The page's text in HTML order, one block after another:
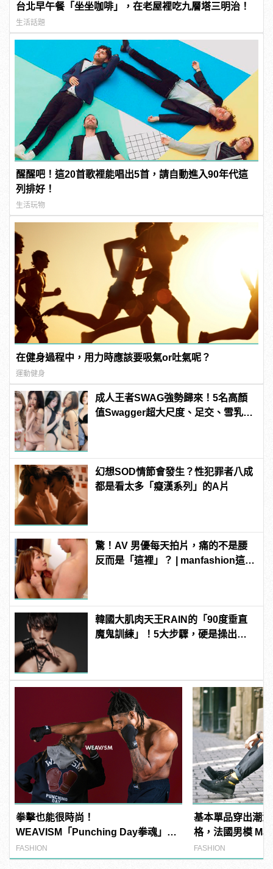
台北早午餐「坐坐咖啡」，在老屋裡吃九層塔三明治！
生活話題
醒醒吧！這20首歌裡能唱出5首，請自動進入90年代這
列排好！
生活玩物
在健身過程中，用力時應該要吸氣or吐氣呢？
運動健身
成人王者SWAG強勢歸來！5名高顏
值Swagger超大尺度、足交、雪乳、
幻想SOD情節會發生？性犯罪者八成
都是看太多「癡漢系列」的A片
驚！AV 男優每天拍片，痛的不是腰
反而是「這裡」？ | manfashion這樣
韓國大肌肉天王RAIN的「90度垂直
魔鬼訓練」！5大步驟，硬是操出你
拳擊也能很時尚！
WEAVISM「Punching Day拳魂」系
列掌握潮流主導拳
FASHION
基本單品穿出潮
格，法國男模
百變穿搭！
FASHION